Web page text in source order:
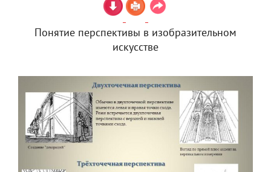
Понятие перспективы в изобразительном
искусстве